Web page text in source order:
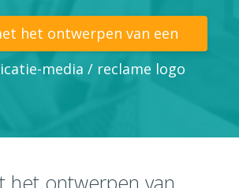
INLOGGEN
het ontwerpen van een
media / reclame logo
het ontwerpen van